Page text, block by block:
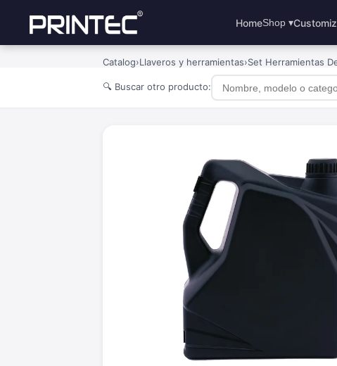
HomeShop ▾
Catalog›Llaveros y herramientas›Set Herramientas
🔍 Buscar otro producto: